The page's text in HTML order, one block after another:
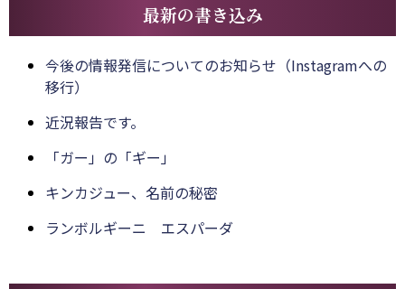
最新の書き込み
今後の情報発信についてのお知らせ（Instagramへの
移行）
近況報告です。
「ガー」の「ギー」
キンカジュー、名前の秘密
ランボルギーニ エスパーダ